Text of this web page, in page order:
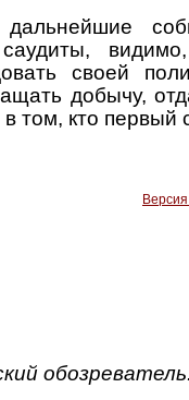
своей
добычу,
том, кто первый